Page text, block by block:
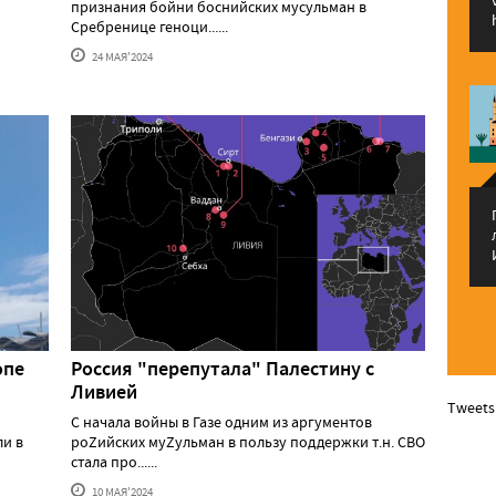
признания бойни боснийских мусульман в
Сребренице геноци......
24 МАЯ'2024
в
Россия "перепутала" Палестину с
Ливией
С начала войны в Газе одним из аргументов
роZийских муZульман в пользу поддержки т.н. СВО
стала про......
10 МАЯ'2024